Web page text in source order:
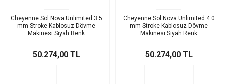
Cheyenne Sol Nova Unlimited 3.5
mm Stroke Kablosuz Dövme
Makinesi Siyah Renk
50.274,00 TL
Cheyenne Sol Nova Unlimited 4.0
mm Stroke Kablosuz Dövme
Makinesi Siyah Renk
50.274,00 TL